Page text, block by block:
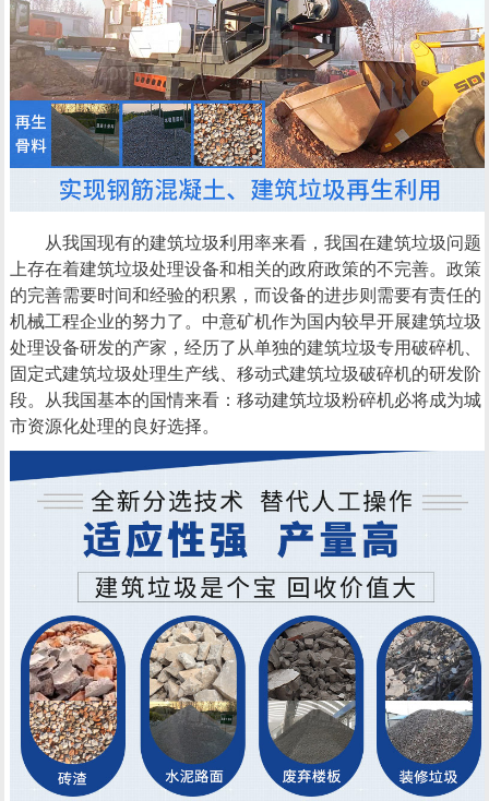
从我国现有的建筑垃圾利用率来看，我国在建筑垃圾问题
上存在着建筑垃圾处理设备和相关的政府政策的不完善。政策
的完善需要时间和经验的积累，而设备的进步则需要有责任的
机械工程企业的努力了。中意矿机作为国内较早开展建筑垃圾
处理设备研发的产家，经历了从单独的建筑垃圾专用破碎机、
固定式建筑垃圾处理生产线、移动式建筑垃圾破碎机的研发阶
段。从我国基本的国情来看：移动建筑垃圾粉碎机必将成为城
市资源化处理的良好选择。